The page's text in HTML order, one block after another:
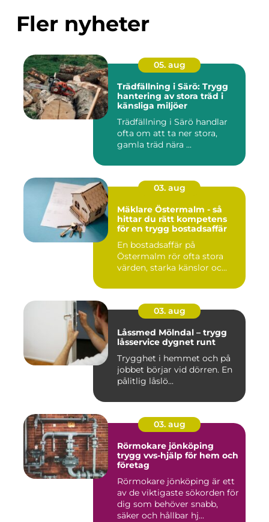
Fler nyheter
05. aug
Trädfällning i Särö: Trygg
hantering av stora träd i
känsliga miljöer
Trädfällning i Särö handlar
ofta om att ta ner stora,
gamla träd nära ...
03. aug
Mäklare Östermalm - så
hittar du rätt kompetens
för en trygg bostadsaffär
En bostadsaffär på
Östermalm rör ofta stora
värden, starka känslor oc...
03. aug
Låssmed Mölndal – trygg
låsservice dygnet runt
Trygghet i hemmet och på
jobbet börjar vid dörren. En
pålitlig låslö...
03. aug
Rörmokare jönköping
trygg vvs-hjälp för hem och
företag
Rörmokare jönköping är ett
av de viktigaste sökorden för
dig som behöver snabb,
säker och hållbar hj...